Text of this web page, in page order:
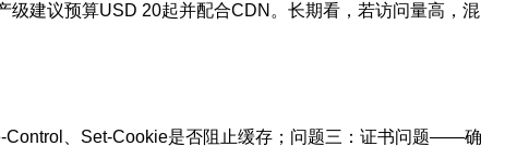
建议预算USD 20起并配合CDN。长期看，若访问量高，混
、Set-Cookie是否阻止缓存；问题三：证书问题——确